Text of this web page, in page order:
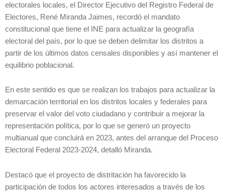
electorales locales, el Director Ejecutivo del Registro Federal de
Electores, René Miranda Jaimes, recordó el mandato
constitucional que tiene el INE para actualizar la geografía
electoral del país, por lo que se deben delimitar los distritos a
partir de los últimos datos censales disponibles y así mantener el
equilibrio poblacional.
En este sentido es que se realizan los trabajos para actualizar la
demarcación territorial en los distritos locales y federales para
preservar el valor del voto ciudadano y contribuir a mejorar la
representación política, por lo que se generó un proyecto
multianual que concluirá en 2023, antes del arranque del Proceso
Electoral Federal 2023-2024, detalló Miranda.
Destacó que el proyecto de distritación ha favorecido la
participación de todos los actores interesados a través de los